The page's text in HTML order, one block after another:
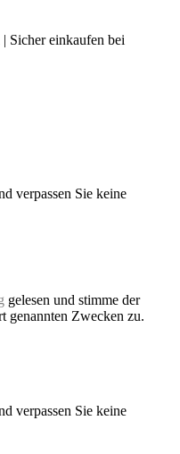
verpassen Sie keine
gelesen und stimme der
genannten Zwecken zu.
verpassen Sie keine